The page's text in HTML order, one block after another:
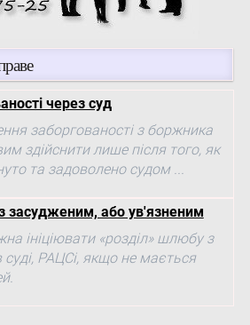
через суд
заборгованості з боржника
здійснити лише після того, як
та задоволено судом ...
засудженим, або ув'язненим
ініціювати «розділ» шлюбу з
РАЦСі, якщо не мається